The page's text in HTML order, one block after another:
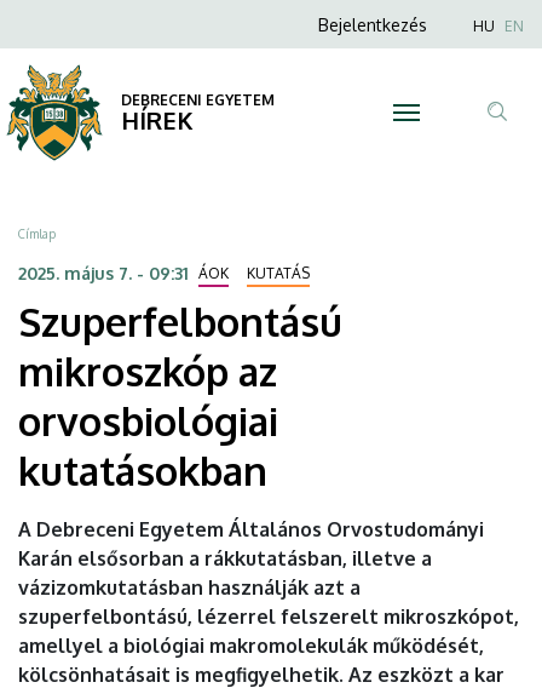
Szuperfelbontású
mikroszkóp
az
orvosbiológiai
kutatásokban
DEBRECENI
EGYETEM
a
tartalomra
Anonim
menüje
Bejelentkezés HU EN
DEBRECENI EGYETEM
HÍREK
Morzsa
Címlap
2025. május 7. - 09:31 ÁOK KUTATÁS
Szuperfelbontású
mikroszkóp az
orvosbiológiai
kutatásokban
A Debreceni Egyetem Általános Orvostudományi
Karán elsősorban a rákkutatásban, illetve a
vázizomkutatásban használják azt a
szuperfelbontású, lézerrel felszerelt mikroszkópot,
amellyel a biológiai makromolekulák működését,
kölcsönhatásait is megfigyelhetik. Az eszközt a kar